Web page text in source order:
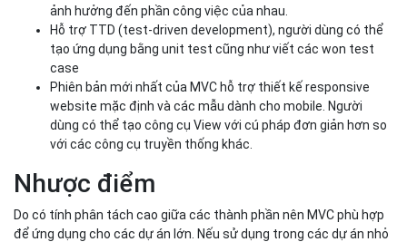
ảnh hưởng đến phần công việc của nhau.
Hỗ trợ TTD (test-driven development), người dùng có thể
tạo ứng dụng bằng unit test cũng như viết các won test
case
Phiên bản mới nhất của MVC hỗ trợ thiết kế responsive
website mặc định và các mẫu dành cho mobile. Người
dùng có thể tạo công cụ View với cú pháp đơn giản hơn so
với các công cụ truyền thống khác.
Nhược điểm
Do có tính phân tách cao giữa các thành phần nên MVC phù hợp
để ứng dụng cho các dự án lớn. Nếu sử dụng trong các dự án nhỏ